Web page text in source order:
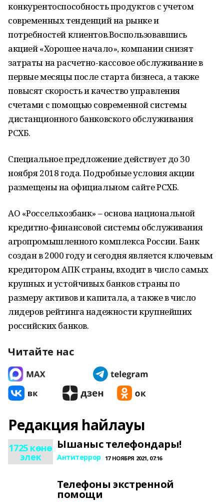
конкурентоспособность продуктов с учетом
современных тенденций на рынке и
потребностей клиентов.Воспользовавшись
акцией «Хорошее начало», компании снизят
затраты на расчетно-кассовое обслуживание в
первые месяцы после старта бизнеса, а также
повысят скорость и качество управления
счетами с помощью современной системы
дистанционного банковского обслуживания
РСХБ.
Специальное предложение действует до 30
ноября 2018 года. Подробные условия акции
размещены на официальном сайте РСХБ.
АО «Россельхозбанк» – основа национальной
кредитно-финансовой системы обслуживания
агропромышленного комплекса России. Банк
создан в 2000 году и сегодня является ключевым
кредитором АПК страны, входит в число самых
крупных и устойчивых банков страны по
размеру активов и капитала, а также в число
лидеров рейтинга надежности крупнейших
российских банков.
Читайте нас
Редакция һайлауы
1725 көнө
элек
Ышаныс телефондары!
Антитеррор 17 НОЯБРЯ 2021, 07:16
Телефоны экстренной
помощи